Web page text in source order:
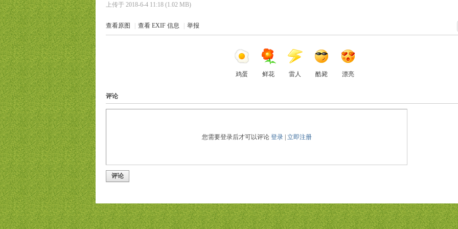
上传于 2018-6-4 11:18 (1.02 MB)
查看原图 | 查看 EXIF 信息 | 举报
鸡蛋 鲜花 雷人 酷毙 漂亮
评论
您需要登录后才可以评论 登录| 立即注册
评论